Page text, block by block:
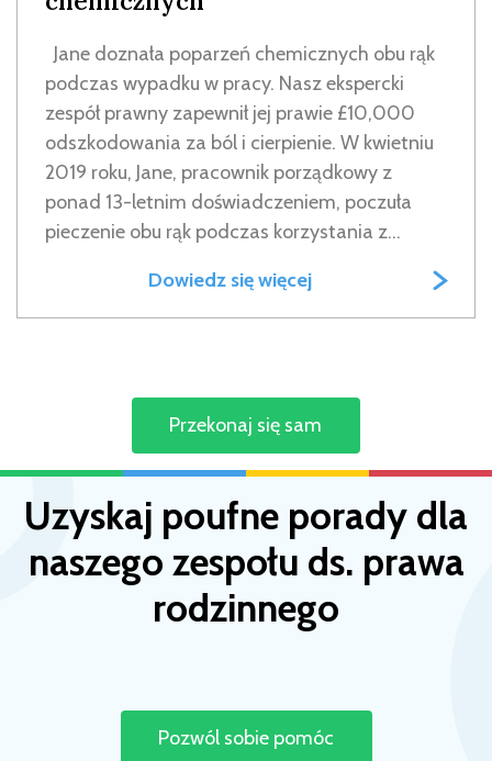
Jane doznała poparzeń chemicznych obu rąk
podczas wypadku w pracy. Nasz ekspercki
zespół prawny zapewnił jej prawie £10,000
odszkodowania za ból i cierpienie. W kwietniu
2019 roku, Jane, pracownik porządkowy z
ponad 13-letnim doświadczeniem, poczuła
pieczenie obu rąk podczas korzystania z...
Dowiedz się więcej
Przekonaj się sam
Uzyskaj poufne porady dla
naszego zespołu ds. prawa
rodzinnego
Pozwól sobie pomóc